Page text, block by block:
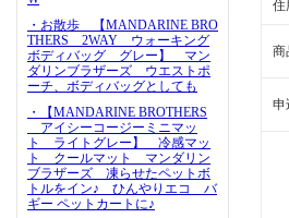
・お散歩 【MANDARINE BRO
THERS 2WAY ウォーキング
ボディバッグ グレー】 マン
ダリンブラザーズ ウエストポ
ーチ、ボディバッグとしても
・【MANDARINE BROTHERS
アイシーコージーミニマッ
ト ライトグレー】 冷感マッ
ト クールマット マンダリン
ブラザーズ 凍らせたペットボ
トルをイン♪ ひんやりエコ バ
ギー ペットカートに♪
住
商
申